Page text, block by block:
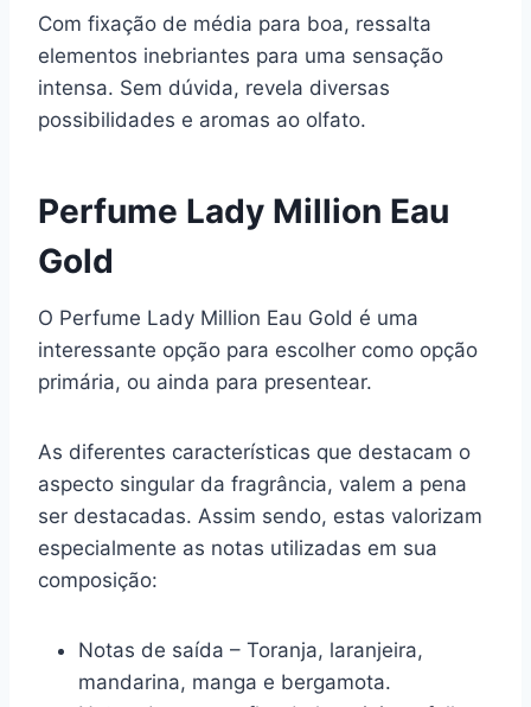
Com fixação de média para boa, ressalta
elementos inebriantes para uma sensação
intensa. Sem dúvida, revela diversas
possibilidades e aromas ao olfato.
Perfume Lady Million Eau
Gold
O Perfume Lady Million Eau Gold é uma
interessante opção para escolher como opção
primária, ou ainda para presentear.
As diferentes características que destacam o
aspecto singular da fragrância, valem a pena
ser destacadas. Assim sendo, estas valorizam
especialmente as notas utilizadas em sua
composição:
Notas de saída – Toranja, laranjeira,
mandarina, manga e bergamota.